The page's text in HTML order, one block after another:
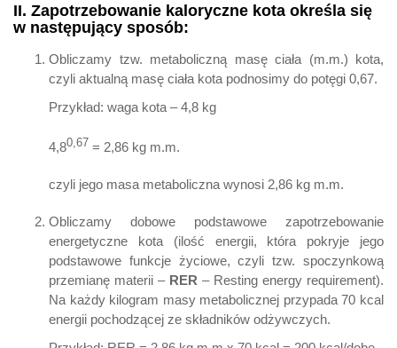
II. Zapotrzebowanie kaloryczne kota określa się
w następujący sposób:
Obliczamy tzw. metaboliczną masę ciała (m.m.) kota,
czyli aktualną masę ciała kota podnosimy do potęgi 0,67.
Przykład: waga kota – 4,8 kg
4,80,67 = 2,86 kg m.m.
czyli jego masa metaboliczna wynosi 2,86 kg m.m.
Obliczamy dobowe podstawowe zapotrzebowanie
energetyczne kota (ilość energii, która pokryje jego
podstawowe funkcje życiowe, czyli tzw. spoczynkową
przemianę materii – RER – Resting energy requirement).
Na każdy kilogram masy metabolicznej przypada 70 kcal
energii pochodzącej ze składników odżywczych.